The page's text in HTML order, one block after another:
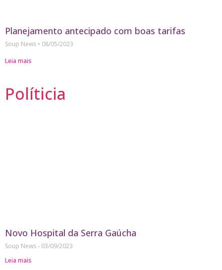
Planejamento antecipado com boas tarifas
Soup News
08/05/2023
Leia mais
Políticia
Novo Hospital da Serra Gaúcha
Soup News
03/09/2023
Leia mais